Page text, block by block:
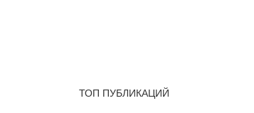
ТОП ПУБЛИКАЦИЙ